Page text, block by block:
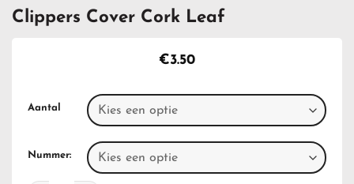
Clippers Cover Cork Leaf
€3.50
Aantal
Nummer: